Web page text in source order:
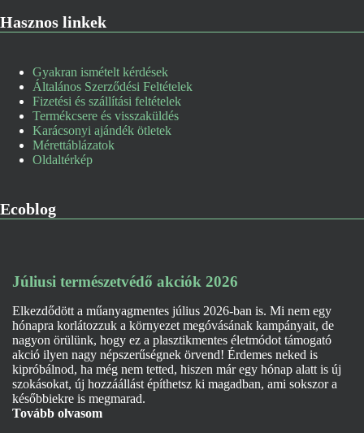
Hasznos linkek
Gyakran ismételt kérdések
Általános Szerződési Feltételek
Fizetési és szállítási feltételek
Termékcsere és visszaküldés
Karácsonyi ajándék ötletek
Mérettáblázatok
Oldaltérkép
Ecoblog
Júliusi természetvédő akciók 2026
Elkezdődött a műanyagmentes július 2026-ban is. Mi nem egy
hónapra korlátozzuk a környezet megóvásának kampányait, de
nagyon örülünk, hogy ez a plasztikmentes életmódot támogató
akció ilyen nagy népszerűségnek örvend! Érdemes neked is
kipróbálnod, ha még nem tetted, hiszen már egy hónap alatt is új
szokásokat, új hozzáállást építhetsz ki magadban, ami sokszor a
későbbiekre is megmarad.
Tovább olvasom